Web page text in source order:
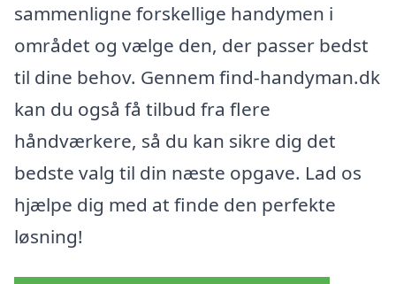
sammenligne forskellige handymen i
området og vælge den, der passer bedst
til dine behov. Gennem find-handyman.dk
kan du også få tilbud fra flere
håndværkere, så du kan sikre dig det
bedste valg til din næste opgave. Lad os
hjælpe dig med at finde den perfekte
løsning!